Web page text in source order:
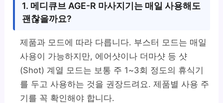
1. 메디큐브 AGE-R 마사지기는 매일 사용해도
괜찮을까요?
제품과 모드에 따라 다릅니다. 부스터 모드는 매일
사용이 가능하지만, 에어샷이나 더마샷 등 샷
(Shot) 계열 모드는 보통 주 1~3회 정도의 휴식기
를 두고 사용하는 것을 권장드려요. 제품별 사용 주
기를 꼭 확인해야 합니다.